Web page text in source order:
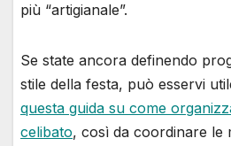
più “artigianale”.
Se state ancora definendo
stile della festa, può esservi
questa guida su come
celibato, così da coordinare le